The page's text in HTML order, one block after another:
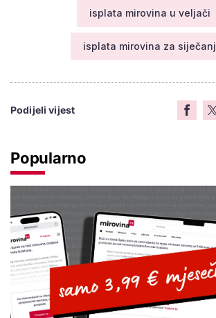
isplata mirovina u veljači
isplata mirovina za siječanj
Podijeli vijest
Popularno